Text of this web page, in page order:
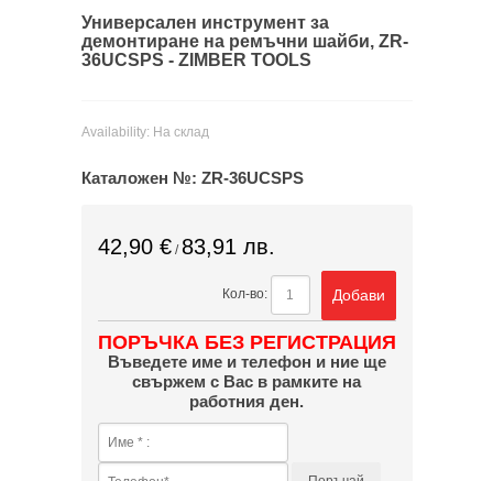
Универсален инструмент за
демонтиране на ремъчни шайби, ZR-
36UCSPS - ZIMBER TOOLS
Availability: На склад
Каталожен №: ZR-36UCSPS
42,90 €/ 83,91 лв.
Кол-во: Добави
ПОРЪЧКА БЕЗ РЕГИСТРАЦИЯ
Въведете име и телефон и ние ще
свържем с Вас в рамките на
работния ден.